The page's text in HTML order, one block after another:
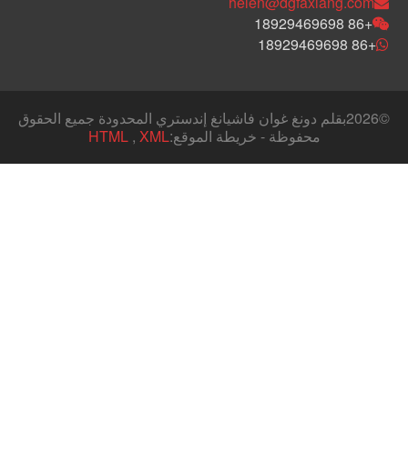
+86 18929469698
+86 18929469698
©
2026بقلم دونغ غوان فاشيانغ إندستري المحدودة جميع الحقوق
محفوظة - خريطة الموقع:
HTML, XML